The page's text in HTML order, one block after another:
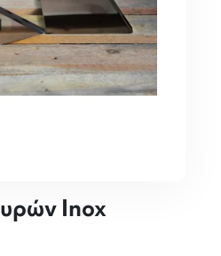
Inox